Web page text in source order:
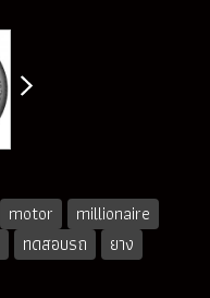
motor
millionaire
ทดสอบรถ
ยาง